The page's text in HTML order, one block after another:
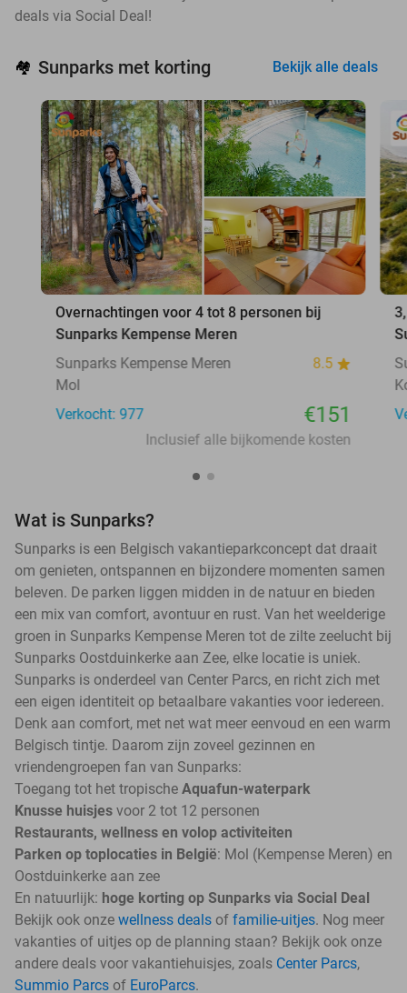
deals via Social Deal!
🏘️ Sunparks met korting Bekijk alle deals
Overnachtingen voor 4 tot 8 personen bij
Sunparks Kempense Meren
Sunparks Kempense Meren
8.5
Mol
Verkocht: 977
€151
Inclusief alle bijkomende kosten
Wat is Sunparks?
Sunparks is een Belgisch vakantieparkconcept dat draait
om genieten, ontspannen en bijzondere momenten samen
beleven. De parken liggen midden in de natuur en bieden
een mix van comfort, avontuur en rust. Van het weelderige
groen in Sunparks Kempense Meren tot de zilte zeelucht bij
Sunparks Oostduinkerke aan Zee, elke locatie is uniek.
Sunparks is onderdeel van Center Parcs, en richt zich met
een eigen identiteit op betaalbare vakanties voor iedereen.
Denk aan comfort, met net wat meer eenvoud en een warm
Belgisch tintje. Daarom zijn zoveel gezinnen en
vriendengroepen fan van Sunparks:
Toegang tot het tropische Aquafun-waterpark
Knusse huisjes voor 2 tot 12 personen
Restaurants, wellness en volop activiteiten
Parken op toplocaties in België: Mol (Kempense Meren) en
Oostduinkerke aan zee
En natuurlijk: hoge korting op Sunparks via Social Deal
Bekijk ook onze wellness deals of familie-uitjes. Nog meer
vakanties of uitjes op de planning staan? Bekijk ook onze
andere deals voor vakantiehuisjes, zoals Center Parcs,
Summio Parcs of EuroParcs.